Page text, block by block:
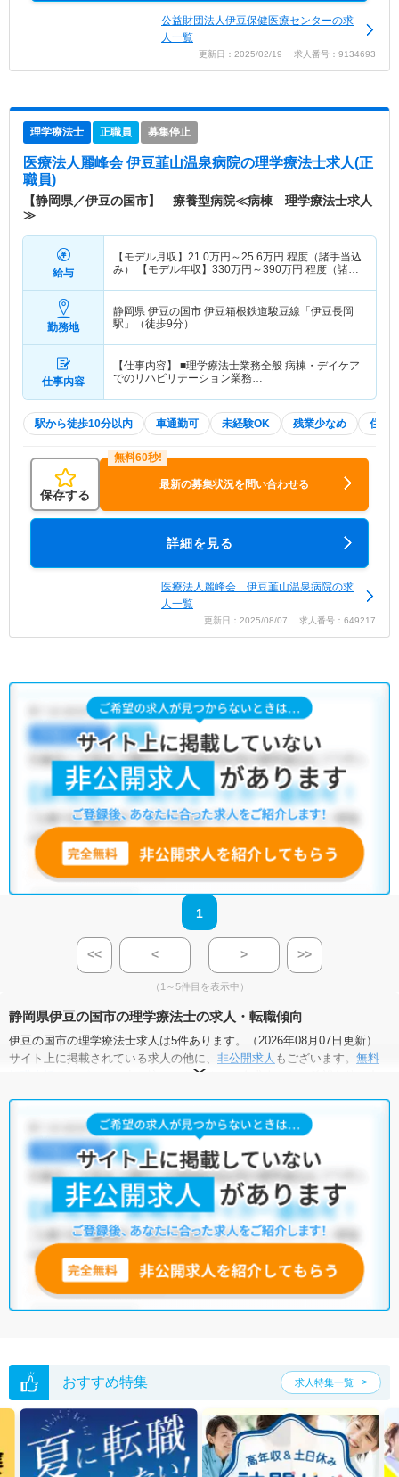
公益財団法人伊豆保健医療センターの求
人一覧
更新日：2025/02/19 求人番号：9134693
理学療法士 正職員 募集停止
医療法人麗峰会 伊豆韮山温泉病院の理学療法士求人(正
職員)
【静岡県／伊豆の国市】 療養型病院≪病棟 理学療法士求人
≫
給与
【モデル月収】 21.0万円～25.6万円 程度（諸手当込
み） 【モデル年収】 330万円～390万円 程度（諸手
勤務地
静岡県 伊豆の国市 伊豆箱根鉄道駿豆線「伊豆長岡
駅」（徒歩9分）
仕事内容
【仕事内容】 ■理学療法士業務全般 病棟・デイケア
でのリハビリテーション業務…
駅から徒歩10分以内 車通勤可 未経験OK 残業少なめ 住宅
保存する
最新の募集状況を問い合わせる
詳細を見る
医療法人麗峰会 伊豆韮山温泉病院の求
人一覧
更新日：2025/08/07 求人番号：649217
1
<< < > >>
（1～5件目を表示中）
静岡県伊豆の国市の理学療法士の求人・転職傾向
伊豆の国市の理学療法士求人は5件あります。（2026年08月07日更新）
サイト上に掲載されている求人の他に、 非公開求人 もございます。 無料
にお申し込みいただくと、全求人からご希望条件に合
伊豆の国市の理学療法士求人では以下のような条件が人気です。
土日祝休・積極採用中・ 残業少なめ 正社員(正職員)
・介護福祉施設・訪問リハビリ(在宅医療)
他の条件でも人気の求人がございますので、「こだわり条件」から検索
いただくか、お気軽にお問い合わせください。
全国の理学療法士求人から検索いただくことも可能です。
無料転職支援サービス
にお申し込みいただくと、ご希望条件をヒアリン
グした上で求人をご提案いたします。
ご希望条件がまだ定まっていない方は人気の希望条件をピックアップし
い。
おすすめ特集 求人特集一覧